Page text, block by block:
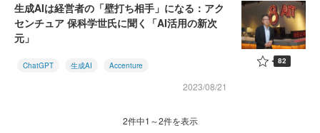
生成AIは経営者の「壁打ち相手」になる：アク
センチュア 保科学世氏に聞く「AI活用の新次
元」
ChatGPT 生成AI Accenture
2023/08/21
82
2件中1～2件を表示